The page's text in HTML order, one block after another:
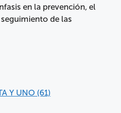
en la prevención, el
de las
Y UNO (61)